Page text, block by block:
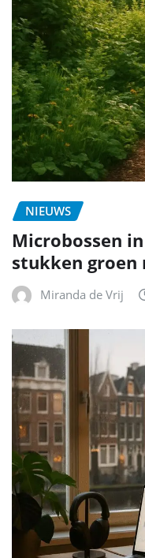
NIEUWS
Microbossen
stukken
Miranda de Vrij